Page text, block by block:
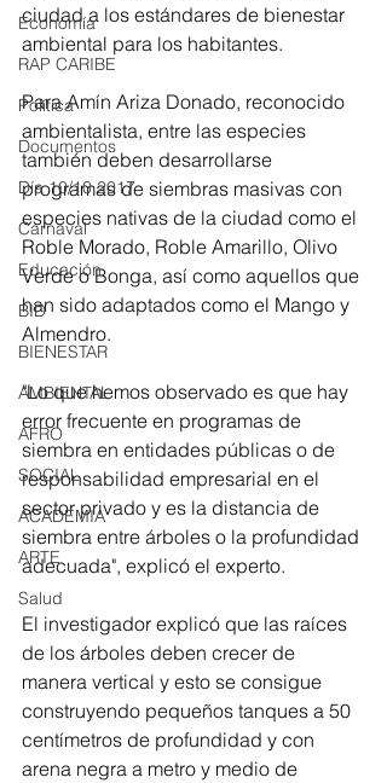
Economía
RAP CARIBE
Política
Documentos
Día 10/10 2017
Carnaval
Educación
BID
BIENESTAR
AMBIENTAL
AFRO
SOCIAL
ACADEMIA
ARTE
Salud
ciudad a los estándares de bienestar
ambiental para los habitantes.
Para Amín Ariza Donado, reconocido
ambientalista, entre las especies
también deben desarrollarse
programas de siembras masivas con
especies nativas de la ciudad como el
Roble Morado, Roble Amarillo, Olivo
Verde o Bonga, así como aquellos que
han sido adaptados como el Mango y
Almendro.
"Lo que hemos observado es que hay
error frecuente en programas de
siembra en entidades públicas o de
responsabilidad empresarial en el
sector privado y es la distancia de
siembra entre árboles o la profundidad
adecuada", explicó el experto.
El investigador explicó que las raíces
de los árboles deben crecer de
manera vertical y esto se consigue
construyendo pequeños tanques a 50
centímetros de profundidad y con
arena negra a metro y medio de